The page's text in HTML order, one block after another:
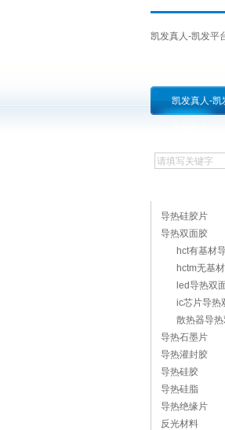
凯发真人-凯发平
凯发真人-凯
导热硅胶片
导热双面胶
hct有基材
hctm无基
led导热双
ic芯片导热
散热器导
导热石墨片
导热灌封胶
导热硅胶
导热硅脂
导热绝缘片
反光材料